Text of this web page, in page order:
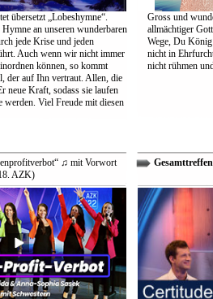
übersetzt „Lobeshymne“.
an unseren wunderbaren
jede Krise und jeden
Auch wenn wir nicht immer
können, so kommt
der auf Ihn vertraut. Allen, die
neue Kraft, sodass sie laufen
werden. Viel Freude mit diesen
Gross und
allmächtiger
Wege, Du
nicht in
nicht rühmen
♫ mit Vorwort
AZK)